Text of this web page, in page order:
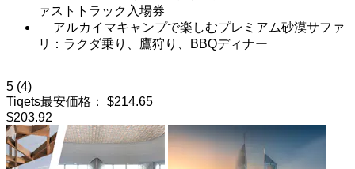
ァストトラック入場券
アルカイマキャンプで楽しむプレミアム砂漠サファ
リ：ラクダ乗り、鷹狩り、BBQディナー
5 (4)
Tiqets最安価格：
$214.65
$203.92